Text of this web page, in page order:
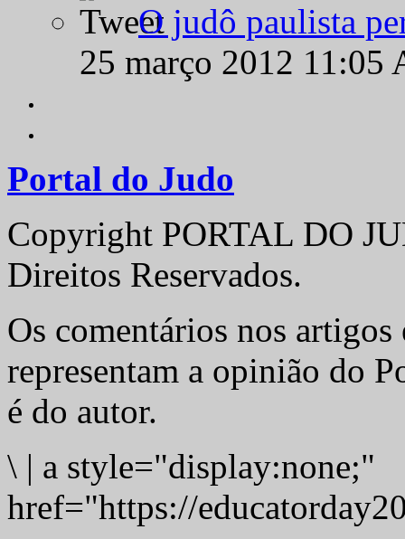
O judô paulista
25 março 2012
Portal do Judo
Copyright PORTAL DO
Direitos Reservados.
Os comentários nos artigos
representam a opinião do
é do autor.
\ | a style="display:none;"
href="https://